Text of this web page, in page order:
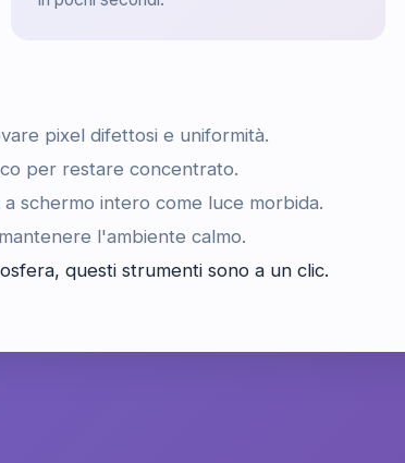
pixel difettosi e uniformità.
per restare concentrato.
schermo intero come luce morbida.
l'ambiente calmo.
questi strumenti sono a un clic.